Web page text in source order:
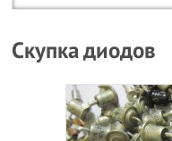
Скупка диодов